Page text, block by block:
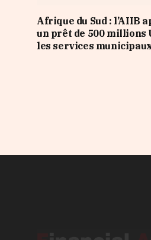
Afrique du Sud : l’AIIB
un prêt de 500 millions
les services